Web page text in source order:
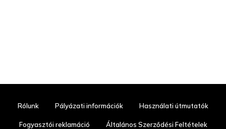
Rólunk Pályázati információk Használati útmutatók
Fogyasztói reklamáció Általános Szerződési Feltételek